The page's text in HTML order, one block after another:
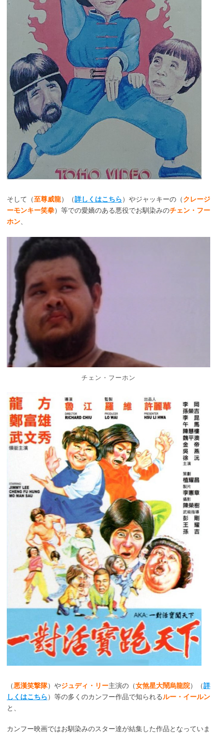
そして（至尊威龍）（詳しくはこちら）やジャッキーの（クレージ
ーモンキー笑拳）等での愛嬌のある悪役でお馴染みのチェン・フー
ホン、
チェン・フーホン
（悪漢笑撃隊）やジュディ・リー主演の（女煞星大鬧烏龍院）（詳
しくはこちら）等の多くのカンフー作品で知られるルー・イールン
と、
カンフー映画ではお馴染みのスター達が結集した作品となっていま